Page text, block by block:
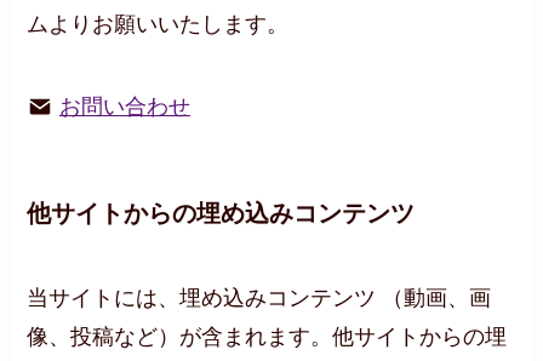
ムよりお願いいたします。
お問い合わせ
他サイトからの埋め込みコンテンツ
当サイトには、埋め込みコンテンツ （動画、画
像、投稿など）が含まれます。他サイトからの埋